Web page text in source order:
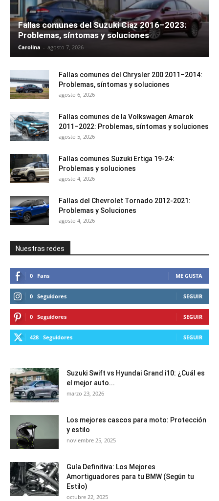
Fallas comunes del Suzuki Ciaz 2016–2023:
Problemas, síntomas y soluciones
Carolina - agosto 7, 2026
Fallas comunes del Chrysler 200 2011–2014:
Problemas, síntomas y soluciones
agosto 6, 2026
Fallas comunes de la Volkswagen Amarok
2011–2022: Problemas, síntomas y soluciones
agosto 5, 2026
Fallas comunes Suzuki Ertiga 19-24:
Problemas y soluciones
agosto 4, 2026
Fallas del Chevrolet Tornado 2012-2021:
Problemas y Soluciones
agosto 4, 2026
Nuestras redes
0 Fans ME GUSTA
0 Seguidores SEGUIR
0 Seguidores SEGUIR
428 Seguidores SEGUIR
Suzuki Swift vs Hyundai Grand i10: ¿Cuál es
el mejor auto...
marzo 23, 2026
Los mejores cascos para moto: Protección
y estilo
noviembre 25, 2025
Guía Definitiva: Los Mejores
Amortiguadores para tu BMW (Según tu
Estilo)
octubre 22, 2025